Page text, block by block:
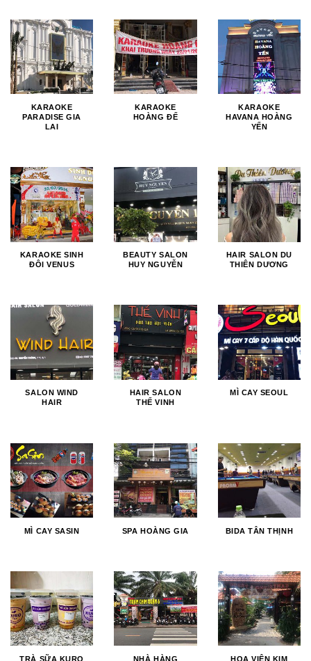
KARAOKE
PARADISE GIA
LAI
KARAOKE
HOÀNG ĐẾ
KARAOKE
HAVANA HOÀNG
YẾN
KARAOKE SINH
ĐÔI VENUS
BEAUTY SALON
HUY NGUYỄN
HAIR SALON DU
THIÊN DƯƠNG
SALON WIND
HAIR
HAIR SALON
THẾ VINH
MÌ CAY SEOUL
MÌ CAY SASIN SPA HOÀNG GIA BIDA TÂN THỊNH
TRÀ SỮA KURO NHÀ HÀNG HOA VIÊN KIM